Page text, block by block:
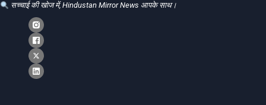
सच्चाई की खोज में, Hindustan Mirror News आपके साथ।